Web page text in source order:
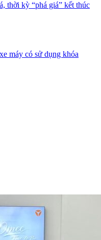
thời kỳ “phá giá” kết thúc
máy có sử dụng khóa